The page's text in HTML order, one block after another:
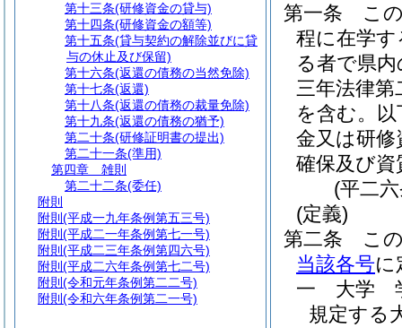
第一条
こ
程に在学
る者で県
三年法律第
を含む。
金又は研
確保及び
(平二
(定義)
第二条
こ
当該各号に
一
大学
規定する
第十三条(研修資金の貸与)
第十四条(研修資金の額等)
第十五条(貸与契約の解除並びに貸
与の休止及び保留)
第十六条(返還の債務の当然免除)
第十七条(返還)
第十八条(返還の債務の裁量免除)
第十九条(返還の債務の猶予)
第二十条(研修証明書の提出)
第二十一条(準用)
第四章
雑則
第二十二条(委任)
附則
附則 (平成一九年条例第五三号)
附則 (平成二一年条例第七一号)
附則 (平成二三年条例第四六号)
附則 (平成二六年条例第七二号)
附則 (令和元年条例第二二号)
附則 (令和六年条例第二一号)